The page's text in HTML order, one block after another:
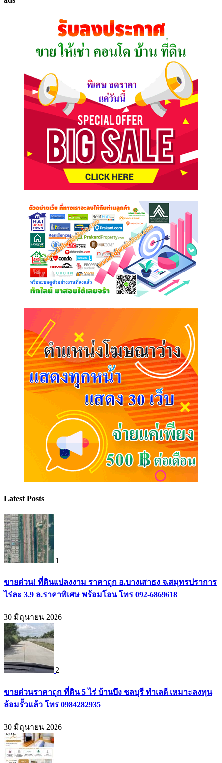
ที่
Latest Posts
1
ขายด่วน! ที่ดินแปลงงาม ราคาถูก อ.บางเสาธง จ.สมุทรปราการ
ไร่ละ 3.9 ล.ราคาพิเศษ พร้อมโอน โทร 092-6869618
30 มิถุนายน 2026
2
ขายด่วนราคาถูก ที่ดิน 5 ไร่ บ้านบึง ชลบุรี ทำเลดี เหมาะลงทุน
ล้อมรั้วแล้ว โทร 0984282935
30 มิถุนายน 2026